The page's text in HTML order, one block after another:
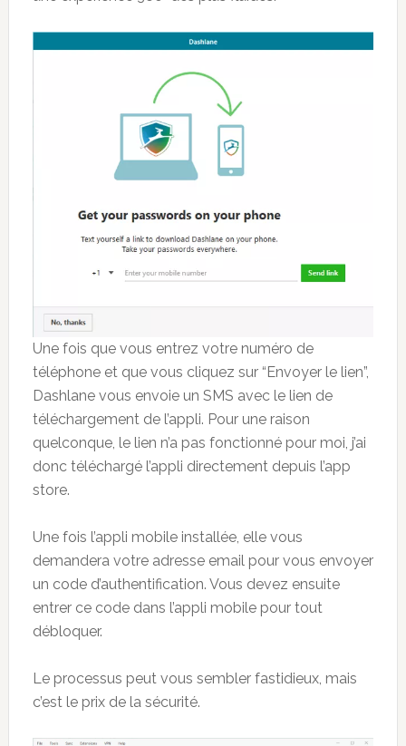
Une fois que vous entrez votre numéro de
téléphone et que vous cliquez sur “Envoyer le lien”,
Dashlane vous envoie un SMS avec le lien de
téléchargement de l’appli. Pour une raison
quelconque, le lien n’a pas fonctionné pour moi, j’ai
donc téléchargé l’appli directement depuis l’app
store.
Une fois l’appli mobile installée, elle vous
demandera votre adresse email pour vous envoyer
un code d’authentification. Vous devez ensuite
entrer ce code dans l’appli mobile pour tout
débloquer.
Le processus peut vous sembler fastidieux, mais
c’est le prix de la sécurité.